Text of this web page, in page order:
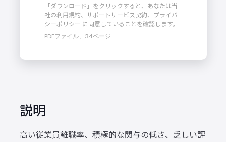
「ダウンロード」をクリックすると、あなたは当
社の利用規約、 サポートサービス契約、 プライバ
シーポリシー に同意していることを確認します。
PDFファイル、34ページ
説明
高い従業員離職率、積極的な関与の低さ、乏しい評